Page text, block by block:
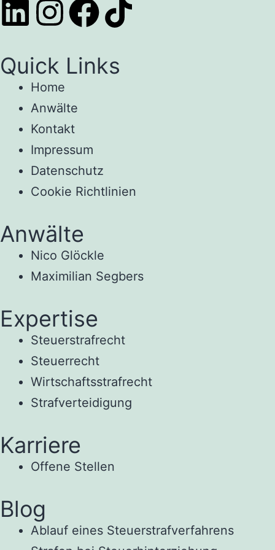
Quick Links
Home
Anwälte
Kontakt
Impressum
Datenschutz
Cookie Richtlinien
Anwälte
Nico Glöckle
Maximilian Segbers
Expertise
Steuerstrafrecht
Steuerrecht
Wirtschaftsstrafrecht
Strafverteidigung
Karriere
Offene Stellen
Blog
Ablauf eines Steuerstrafverfahrens